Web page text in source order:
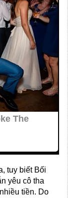
tuy biết Bối
yêu cô tha
tiền. Do